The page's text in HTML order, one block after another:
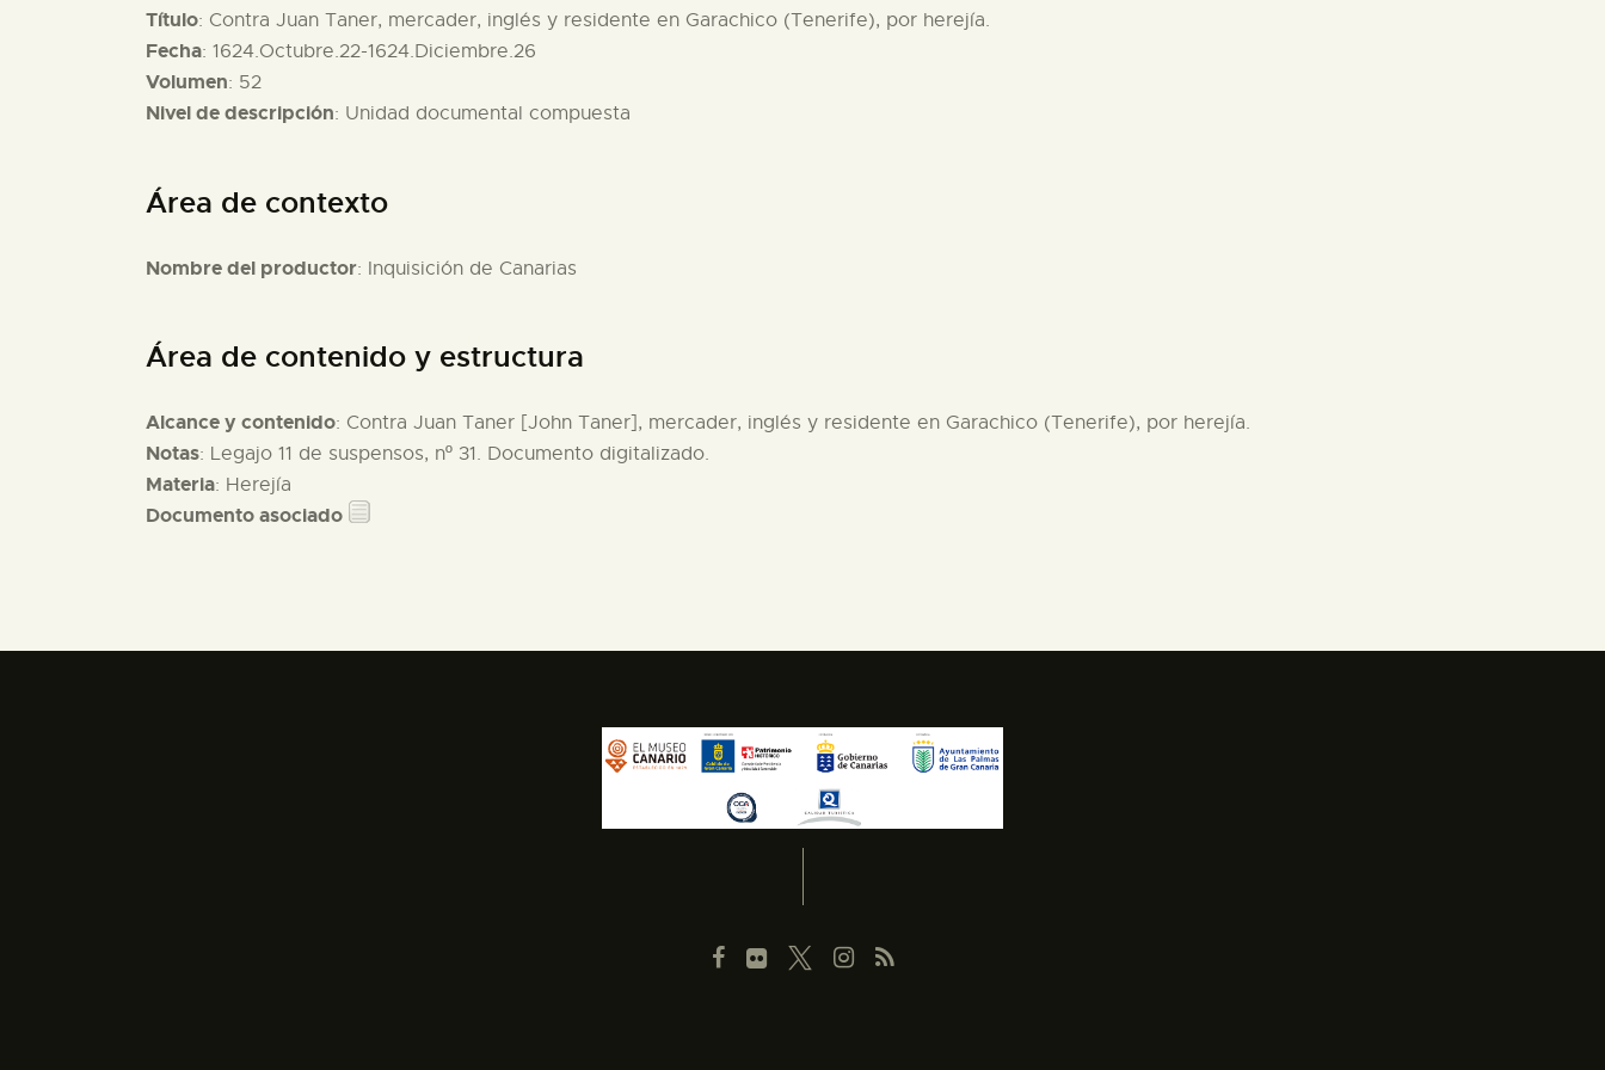
Título: Contra Juan Taner, mercader, inglés y residente en Garachico (Tenerife), por herejía.
Fecha: 1624.Octubre.22-1624.Diciembre.26
Volumen: 52
Nivel de descripción: Unidad documental compuesta
Área de contexto
Nombre del productor: Inquisición de Canarias
Área de contenido y estructura
Alcance y contenido: Contra Juan Taner [John Taner], mercader, inglés y residente en Garachico (Tenerife), por herejía.
Notas: Legajo 11 de suspensos, nº 31. Documento digitalizado.
Materia: Herejía
Documento asociado